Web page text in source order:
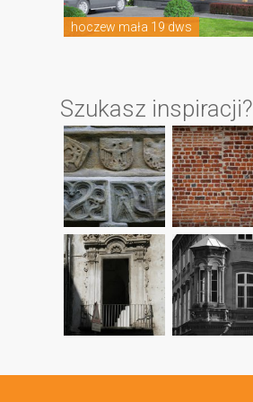
hoczew mała 19 dws
Szukasz inspiracji?